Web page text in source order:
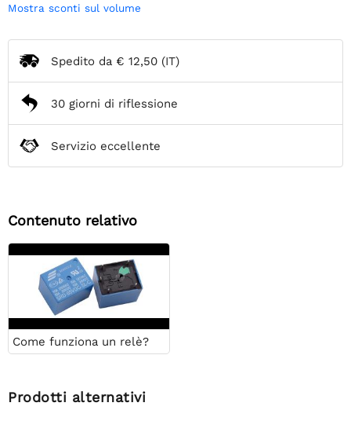
Mostra sconti sul volume
Spedito da € 12,50 (IT)
30 giorni di riflessione
Servizio eccellente
Contenuto relativo
Come funziona un relè?
Prodotti alternativi